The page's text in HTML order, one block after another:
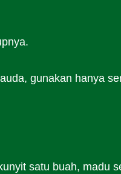
gunakan hanya
satu buah, madu